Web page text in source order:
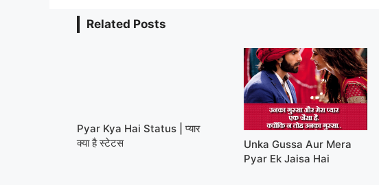
Related Posts
Pyar Kya Hai Status | प्यार
क्या है स्टेटस
Unka Gussa Aur Mera
Pyar Ek Jaisa Hai